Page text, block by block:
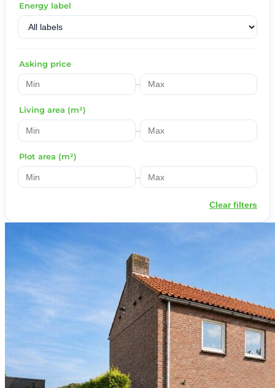
Energy label
Asking price
–
Living area (m²)
–
Plot area (m²)
–
Clear filters